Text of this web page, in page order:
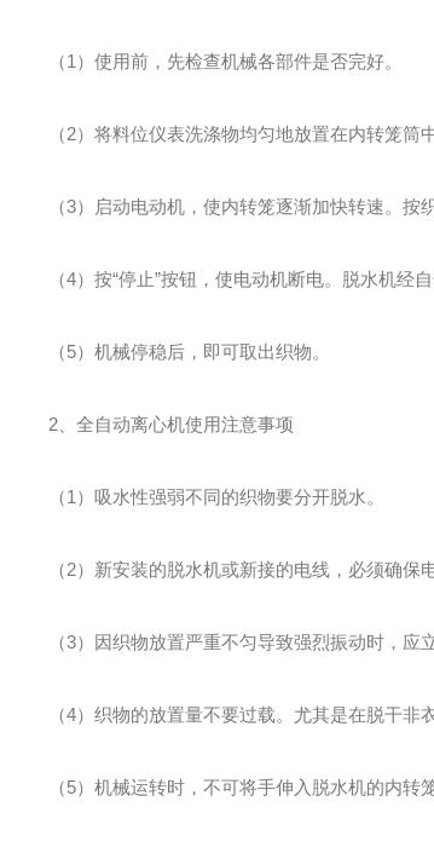
（1）使用前，先检查机械各部件是否完好。
（2）将料位仪表洗涤物均匀地放置在内转笼筒中
（3）启动电动机，使内转笼逐渐加快转速。按
（4）按“停止”按钮，使电动机断电。脱水机
（5）机械停稳后，即可取出织物。
2、全自动离心机使用注意事项
（1）吸水性强弱不同的织物要分开脱水。
（2）新安装的脱水机或新接的电线，必须确保
（3）因织物放置严重不匀导致强烈振动时，应
（4）织物的放置量不要过载。尤其是在脱干非
（5）机械运转时，不可将手伸入脱水机的内转